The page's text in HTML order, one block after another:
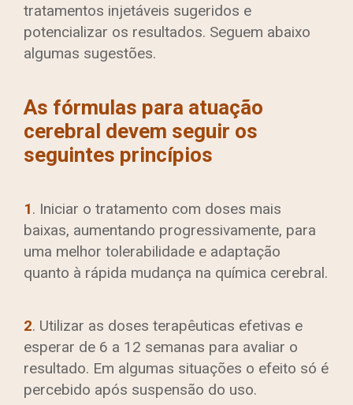
tratamentos injetáveis sugeridos e
potencializar os resultados. Seguem abaixo
algumas sugestões.
As fórmulas para atuação
cerebral devem seguir os
seguintes princípios
1. Iniciar o tratamento com doses mais
baixas, aumentando progressivamente, para
uma melhor tolerabilidade e adaptação
quanto à rápida mudança na química cerebral.
2. Utilizar as doses terapêuticas efetivas e
esperar de 6 a 12 semanas para avaliar o
resultado. Em algumas situações o efeito só é
percebido após suspensão do uso.